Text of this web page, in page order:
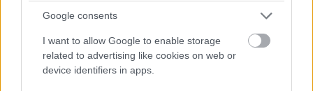
Google consents
I want to allow Google to enable storage
related to advertising like cookies on web or
device identifiers in apps.
aloittavalle on kuitenkin epäselvää, mitkä näistä
kuluista saa vähentää, ja...
Read the article ⟶